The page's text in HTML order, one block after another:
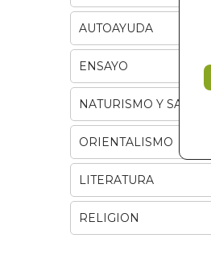
AUTOAYUDA
ENSAYO
NATURISMO Y SALUD
ORIENTALISMO
LITERATURA
RELIGION